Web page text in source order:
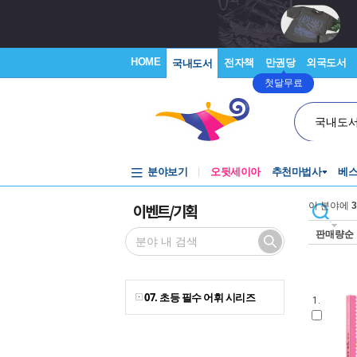
HOME 국내도서 전자책 만권당
첫달무료
외국도서
국내도
분야보기 오뒷세이아 추천마법사 베
이벤트/기획
07. 초등 필수 어휘 시리즈
이 분야에 3
판매량순
1.